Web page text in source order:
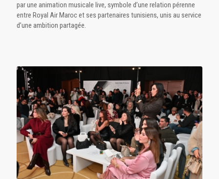
par une animation musicale live, symbole d’une relation pérenne
entre Royal Air Maroc et ses partenaires tunisiens, unis au service
d’une ambition partagée.